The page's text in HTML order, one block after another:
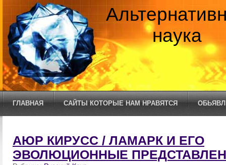
наука
ГЛАВНАЯ САЙТЫ КОТОРЫЕ НАМ НРАВЯТСЯ
АЮР КИРУСС / ЛАМАРК И ЕГО
ЭВОЛЮЦИОННЫЕ